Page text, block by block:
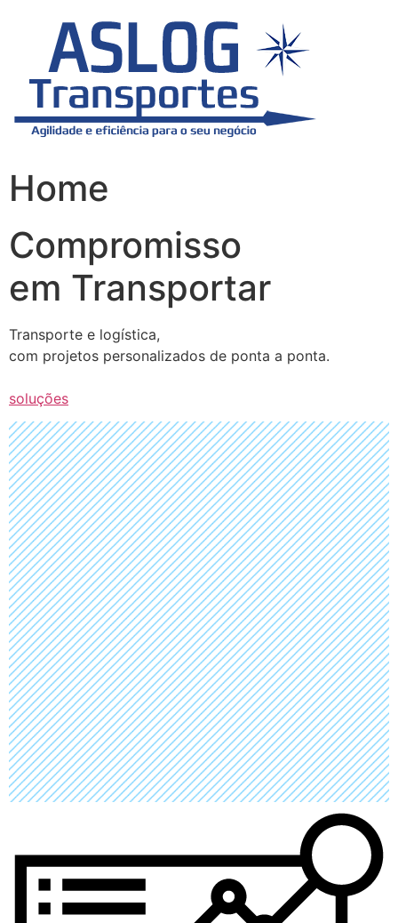
Home
Compromisso
em Transportar
Transporte e logística,
com projetos personalizados de ponta a ponta.
soluções